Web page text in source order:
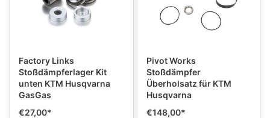
Factory Links
Stoßdämpferlager Kit
unten KTM Husqvarna
GasGas
€27,00*
Pivot Works
Stoßdämpfer
Überholsatz für KTM
Husqvarna
€148,00*